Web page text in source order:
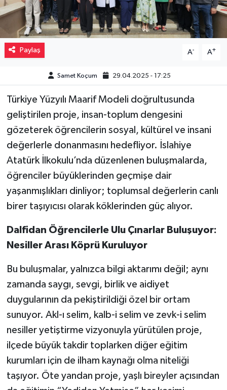
Paylaş A- A+
Samet Koçum 29.04.2025 - 17:25
Türkiye Yüzyılı Maarif Modeli doğrultusunda
geliştirilen proje, insan-toplum dengesini
gözeterek öğrencilerin sosyal, kültürel ve insani
değerlerle donanmasını hedefliyor. İslahiye
Atatürk İlkokulu’nda düzenlenen buluşmalarda,
öğrenciler büyüklerinden geçmişe dair
yaşanmışlıkları dinliyor; toplumsal değerlerin canlı
birer taşıyıcısı olarak köklerinden güç alıyor.
Dalfidan Öğrencilerle Ulu Çınarlar Buluşuyor:
Nesiller Arası Köprü Kuruluyor
Bu buluşmalar, yalnızca bilgi aktarımı değil; aynı
zamanda saygı, sevgi, birlik ve aidiyet
duygularının da pekiştirildiği özel bir ortam
sunuyor. Akl-ı selim, kalb-i selim ve zevk-i selim
nesiller yetiştirme vizyonuyla yürütülen proje,
ilçede büyük takdir toplarken diğer eğitim
kurumları için de ilham kaynağı olma niteliği
taşıyor. Öte yandan proje, yaşlı bireyler açısından
Sağlık
Sinemalar
Teknoloji
Türkiye
Yaşam
Yemek